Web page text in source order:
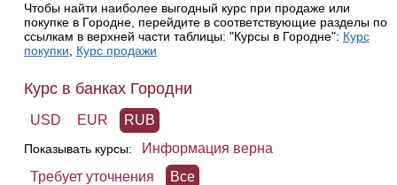
Чтобы найти наиболее выгодный курс при продаже или
покупке в Городне, перейдите в соответствующие разделы по
ссылкам в верхней части таблицы: "Курсы в Городне": Курс
покупки
Курс продажи
Курс в банках Городни
USD EUR RUB
Показывать курсы:
Информация верна
Требует уточнения
Все